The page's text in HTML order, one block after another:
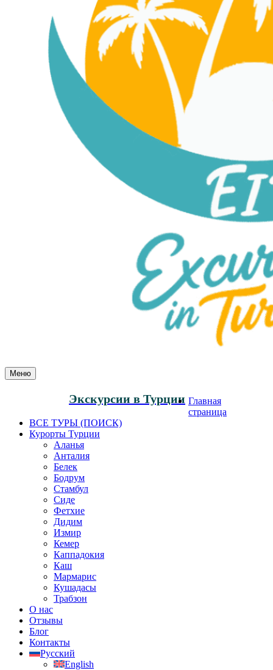
Меню
Экскурсии в Турции Главная
страница
ВСЕ ТУРЫ (ПОИСК)
Курорты Турции
Аланья
Анталия
Белек
Бодрум
Стамбул
Сиде
Фетхие
Дидим
Измир
Кемер
Каппадокия
Каш
Мармарис
Кушадасы
Трабзон
О нас
Отзывы
Блог
Контакты
Русский
English